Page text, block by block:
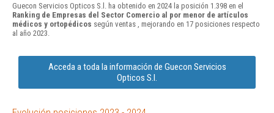
Guecon Servicios Opticos S.l. ha obtenido en 2024 la posición 1.398 en el
Ranking de Empresas del Sector Comercio al por menor de artículos
médicos y ortopédicos según ventas , mejorando en 17 posiciones respecto
al año 2023.
Acceda a toda la información de Guecon Servicios
Opticos S.l.